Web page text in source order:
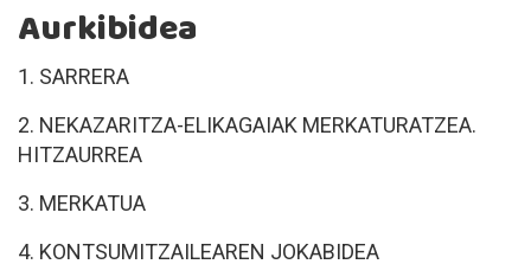
Aurkibidea
1. SARRERA
2. NEKAZARITZA-ELIKAGAIAK MERKATURATZEA.
HITZAURREA
3. MERKATUA
4. KONTSUMITZAILEAREN JOKABIDEA